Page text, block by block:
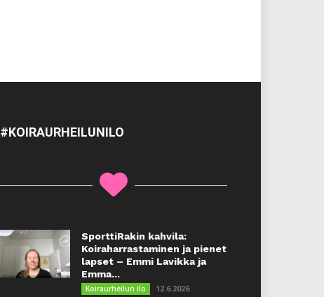
#KOIRAURHEILUNILO
SporttiRakin kahvila:
Koiraharrastaminen ja pienet
lapset – Emmi Lavikka ja
Emma...
Koiraurheilun ilo 12.6.2026